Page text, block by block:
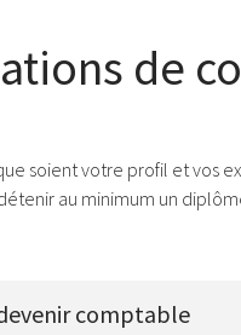
de
soient votre profil et vos
au minimum un
comptableRentrée